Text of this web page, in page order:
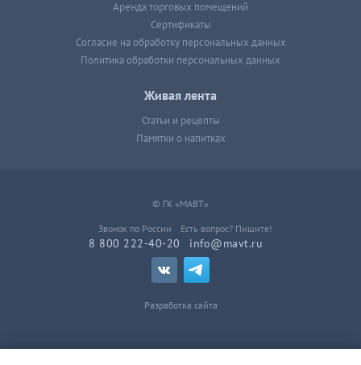
Аренда торговых помещений
Сертификаты
Согласие на обработку персональных данных
Политика обработки персональных данных
Живая лента
Статьи и рецепты
Памятки о напитках
© ГК «МАВТ»
Звонок по России
8 800 222-40-20
Есть вопрос? Пишите!
info@mavt.ru
Разработка сайта